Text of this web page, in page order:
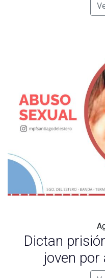
Dictan
joven por